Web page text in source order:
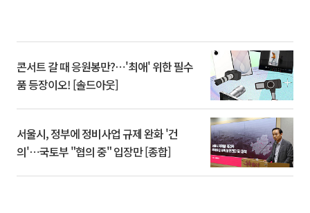
콘서트 갈 때 응원봉만?⋯'최애' 위한 필수
품 등장이오! [솔드아웃]
서울시, 정부에 정비사업 규제 완화 '건
의'⋯국토부 "협의 중" 입장만 [종합]